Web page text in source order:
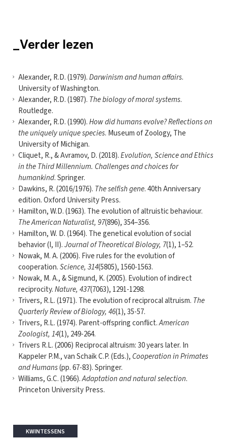
_Verder lezen
Alexander, R.D. (1979).Darwinism and human affairs.
University of Washington.
Alexander, R.D. (1987). The biology of moral systems.
Routledge.
Alexander, R.D. (1990).How did humans evolve? Reflections on
the uniquely unique species. Museum of Zoology, The
University of Michigan.
Cliquet, R., & Avramov, D. (2018).Evolution, Science and Ethics
in the Third Millennium. Challenges and choices for
humankind. Springer.
Dawkins, R. (2016/1976). The selfish gene. 40th Anniversary
edition. Oxford University Press.
Hamilton, W.D. (1963). The evolution of altruistic behaviour.
The American Naturalist, 97(896), 354–356.
Hamilton, W. D. (1964). The genetical evolution of social
behavior (I, II).Journal of Theoretical Biology, 7(1), 1–52.
Nowak, M. A. (2006). Five rules for the evolution of
cooperation.Science, 314(5805), 1560-1563.
Nowak, M. A., & Sigmund, K. (2005). Evolution of indirect
reciprocity.Nature, 437(7063), 1291-1298.
Trivers, R.L. (1971). The evolution of reciprocal altruism. The
Quarterly Review of Biology, 46(1), 35-57.
Trivers, R.L. (1974). Parent-offspring conflict.American
Zoologist, 14(1), 249-264.
Trivers R.L. (2006) Reciprocal altruism: 30 years later. In
Kappeler P.M., van Schaik C.P. (Eds.), Cooperation in Primates
and Humans(pp. 67-83). Springer.
Williams, G.C. (1966).Adaptation and natural selection.
Princeton University Press.
KWINTESSENS